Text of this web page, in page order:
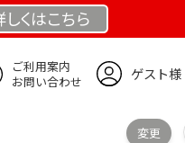
しくはこちら
ご利用案内
お問い合わせ
ゲスト様
変更